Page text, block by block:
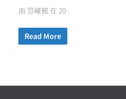
由 范峻銘 在 20
Read More